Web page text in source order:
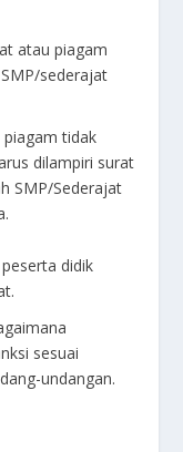
atau piagam
sederajat
tidak
dilampiri surat
SMP/Sederajat
didik
sesuai
undangan.